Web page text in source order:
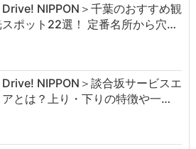
Drive! NIPPON＞千葉のおすすめ観
ポット22選！ 定番名所から穴…
Drive! NIPPON＞談合坂サービスエ
アとは？上り・下りの特徴や一…